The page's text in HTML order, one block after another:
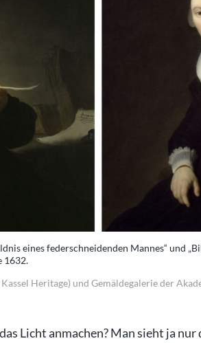
eines federschneidenden Mannes“ und
1632.
Heritage) und Gemäldegalerie der
Licht anmachen? Man sieht ja